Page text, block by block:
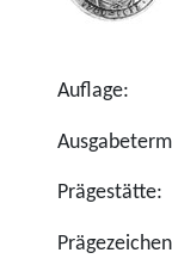
Auflage:
Prägestätte: